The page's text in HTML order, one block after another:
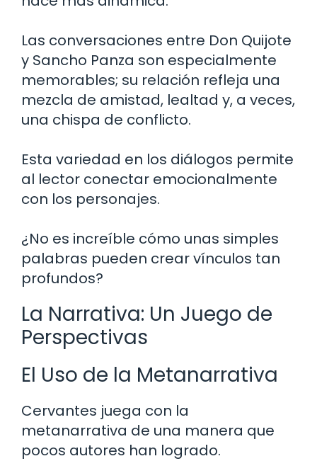
Las conversaciones entre Don Quijote
y Sancho Panza son especialmente
memorables; su relación refleja una
mezcla de amistad, lealtad y, a veces,
una chispa de conflicto.
Esta variedad en los diálogos permite
al lector conectar emocionalmente
con los personajes.
¿No es increíble cómo unas simples
palabras pueden crear vínculos tan
profundos?
La Narrativa: Un Juego de
Perspectivas
El Uso de la Metanarrativa
Cervantes juega con la
metanarrativa de una manera que
pocos autores han logrado.